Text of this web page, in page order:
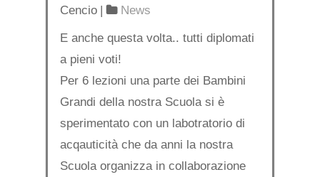
Cencio | News
E anche questa volta.. tutti diplomati
a pieni voti!
Per 6 lezioni una parte dei Bambini
Grandi della nostra Scuola si è
sperimentato con un labotratorio di
acqauticità che da anni la nostra
Scuola organizza in collaborazione